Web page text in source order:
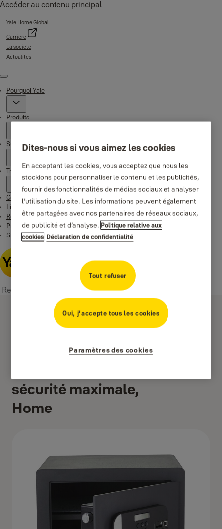
Accéder au contenu principal
Yale Home Global
Carrière
La société
Actualités
Menu
Pourquoi Yale
Produits
Support
Trouver un revendeur
Contact
Linus Smart Lock
Rentals Yale & EleaOpen
Productos
Smart Residential
sécurité maximale,
Home
Dites-nous si vous aimez les cookies
En acceptant les cookies, vous acceptez que nous les
stockions pour personnaliser le contenu et les publicités,
fournir des fonctionnalités de médias sociaux et analyser
l’utilisation du site. Les informations peuvent également
être partagées avec nos partenaires de réseaux sociaux,
de publicité et d’analyse. Politique relative aux
cookies Déclaration de confidentialité
Tout refuser
Oui, j’accepte tous les cookies
Paramètres des cookies